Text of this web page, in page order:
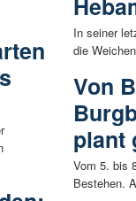
In seiner
die
Von
plant
Vom 5. bis
Bestehen.